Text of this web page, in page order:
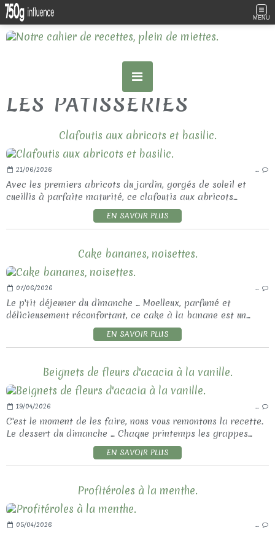
MENU
LES PATISSERIES
Clafoutis aux abricots et basilic.
21/06/2026 …
Avec les premiers abricots du jardin, gorgés de soleil et
cueillis à parfaite maturité, ce clafoutis aux abricots...
EN SAVOIR PLUS
Cake bananes, noisettes.
07/06/2026 …
Le p'tit déjeuner du dimanche ... Moelleux, parfumé et
délicieusement réconfortant, ce cake à la banane est un...
EN SAVOIR PLUS
Beignets de fleurs d'acacia à la vanille.
19/04/2026 …
C'est le moment de les faire, nous vous remontons la recette.
Le dessert du dimanche ... Chaque printemps les grappes...
EN SAVOIR PLUS
Profitéroles à la menthe.
05/04/2026 …